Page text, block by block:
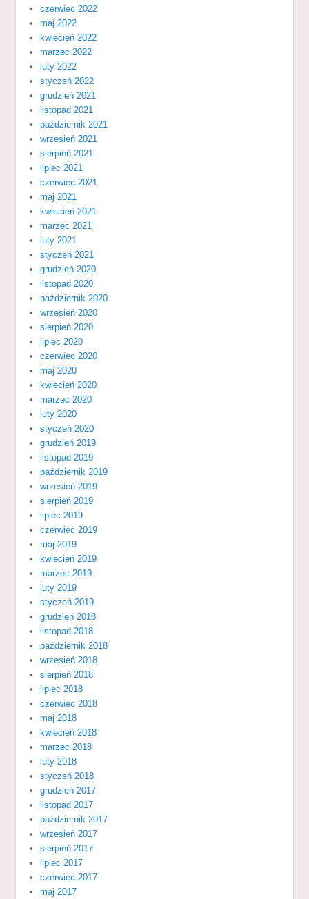
czerwiec 2022
maj 2022
kwiecień 2022
marzec 2022
luty 2022
styczeń 2022
grudzień 2021
listopad 2021
październik 2021
wrzesień 2021
sierpień 2021
lipiec 2021
czerwiec 2021
maj 2021
kwiecień 2021
marzec 2021
luty 2021
styczeń 2021
grudzień 2020
listopad 2020
październik 2020
wrzesień 2020
sierpień 2020
lipiec 2020
czerwiec 2020
maj 2020
kwiecień 2020
marzec 2020
luty 2020
styczeń 2020
grudzień 2019
listopad 2019
październik 2019
wrzesień 2019
sierpień 2019
lipiec 2019
czerwiec 2019
maj 2019
kwiecień 2019
marzec 2019
luty 2019
styczeń 2019
grudzień 2018
listopad 2018
październik 2018
wrzesień 2018
sierpień 2018
lipiec 2018
czerwiec 2018
maj 2018
kwiecień 2018
marzec 2018
luty 2018
styczeń 2018
grudzień 2017
listopad 2017
październik 2017
wrzesień 2017
sierpień 2017
lipiec 2017
czerwiec 2017
maj 2017